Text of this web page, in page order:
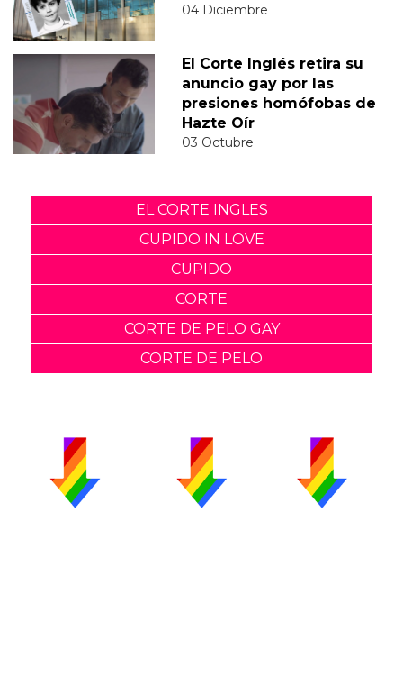
04 Diciembre
El Corte Inglés retira su
anuncio gay por las
presiones homófobas de
Hazte Oír
03 Octubre
EL CORTE INGLES
CUPIDO IN LOVE
CUPIDO
CORTE
CORTE DE PELO GAY
CORTE DE PELO